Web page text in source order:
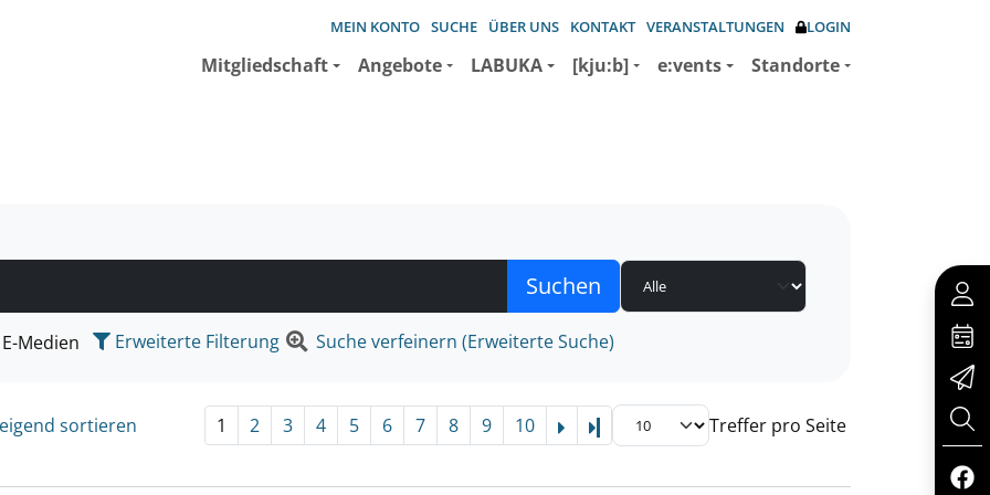
MEIN KONTO SUCHE ÜBER UNS KONTAKT VERANSTALTUNGEN LOGIN
Mitgliedschaft Angebote LABUKA [kju:b] e:vents Standorte
suchen wollen.
E-Medien Erweiterte Filterung Suche verfeinern (Erweiterte Suche)
sortieren 1 2 3 4 5 6 7 8 9 10 Letzte Seite Treffer pro Seite